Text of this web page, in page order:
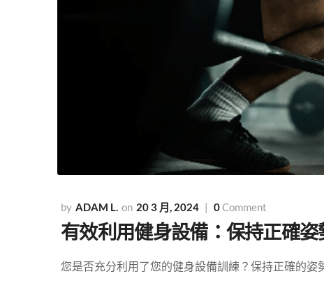
ADAM L. 20 3 月, 2024 0Comment
有效利用健身設備：保持正確
您是否充分利用了您的健身設備訓練？保持正確的姿